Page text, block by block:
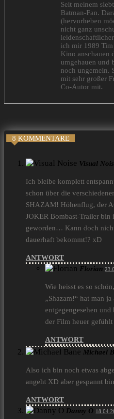
Seit meinem
Batman-Fan.
(hervorheben
nicht ganz
ich mir 1989
Kino anschauen
umgehauen und
noch ungemein.
mit sehr großer
Co-Autor mit.
8 KOMMENTARE
Visual
Ich bleibe komplett
schon über die
SHAZAM! Höhenflug, der
JOKER Bombast-Trailer bin
geworden… Kann doch
dauerhaft bekommt!? xD
ANTWORT
Florian
Wie heisst es so
„Shazam!“ hat man
entgegengesehen
der Film heuer gefühlt
ANTWORT
Michael
Also ich bin noch etwas
angeht XD aber gespannt
ANTWORT
Danny O